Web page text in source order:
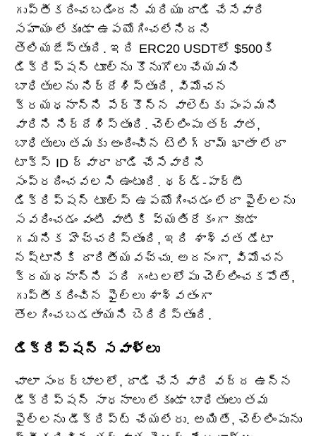
గుప్తీకరించబడిందని మరియు దాడి చేసేవారి
సహాయం లేకుండా ఉపయోగించలేనిదని
తెలియజేస్తుంది. ఇది ERC20 USDTలో $500కి
డిక్రిప్షన్ టూల్‌ను కొనుగోలు చేయమని
బాధితులను నిర్దేశిస్తుంది, విమోచన
క్రయధనాన్ని పేర్కొన్న వాలెట్‌కు పంపమని
వారిని నిర్దేశిస్తుంది. చెల్లింపు తర్వాత,
బాధితులు తమకు అందించిన టెలిగ్రామ్ ఖాతా లేదా
టాక్స్ ID ద్వారా దాడి చేసేవారిని
సంప్రదించవలసి ఉంటుంది. థర్డ్-పార్టీ
డిక్రిప్షన్ టూల్స్ ఉపయోగించడం లేదా ఫైల్‌లను
సవరించడం వంటి వాటికి వ్యతిరేకంగా కూడా
గమనిక హెచ్చరిస్తుంది, ఇది శాశ్వత డేటా
నష్టానికి దారితీయవచ్చు. అదనంగా, విమోచన
క్రయధనాన్ని పది గంటలలోపు చెల్లించకపోతే,
గుప్తీకరించిన ఫైల్‌లు శాశ్వతంగా
తొలగించబడతాయని బెదిరిస్తుంది.
డిక్రిప్షన్ సవాళ్లు
చాలా సందర్భాలలో, దాడి చేసే వారి వద్ద ఉన్న
డీక్రిప్షన్ సాధనాలు లేకుండా బాధితులు తమ
ఫైల్‌లను డీక్రిప్ట్ చేయలేరు. అయితే, చెల్లింపును